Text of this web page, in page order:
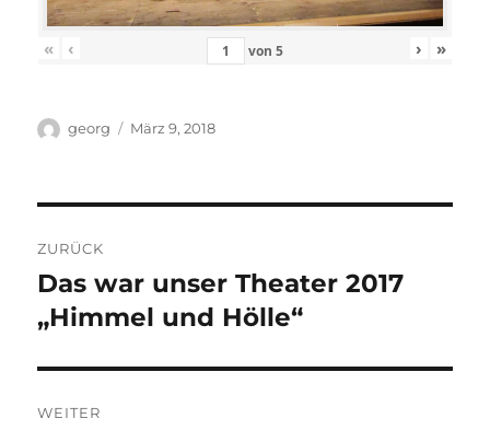
« ‹ von 5 › »
Autor
georg
Veröffentlicht
März 9, 2018
ZURÜCK
Vorheriger
Beitrag:
Das war unser Theater 2017
„Himmel und Hölle“
WEITER